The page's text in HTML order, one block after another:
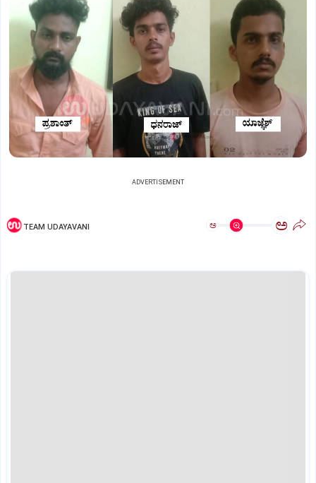
ADVERTISEMENT
TEAM UDAYAVANI ಅ ಅ